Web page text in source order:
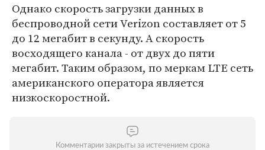
Однако скорость загрузки данных в
беспроводной сети Verizon составляет от 5
до 12 мегабит в секунду. А скорость
восходящего канала - от двух до пяти
мегабит. Таким образом, по меркам LTE сеть
американского оператора является
низкоскоростной.
Комментарии закрыты за истечением срока